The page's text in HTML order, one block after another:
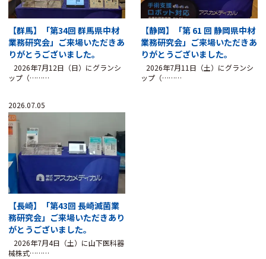
【群馬】「第34回 群馬県中材
業務研究会」ご来場いただきあ
りがとうございました。
2026年7月12日（日）にグランシ
ップ（………
【静岡】「第 61 回 静岡県中材
業務研究会」ご来場いただきあ
りがとうございました。
2026年7月11日（土）にグランシ
ップ（………
2026.07.05
【長崎】「第43回 長崎滅菌業
務研究会」ご来場いただきあり
がとうございました。
2026年7月4日（土）に山下医科器
械株式………